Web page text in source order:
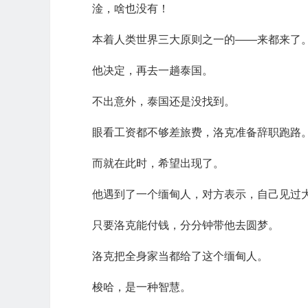
淦，啥也没有！
本着人类世界三大原则之一的——来都来了。
他决定，再去一趟泰国。
不出意外，泰国还是没找到。
眼看工资都不够差旅费，洛克准备辞职跑路。
而就在此时，希望出现了。
他遇到了一个缅甸人，对方表示，自己见过
只要洛克能付钱，分分钟带他去圆梦。
洛克把全身家当都给了这个缅甸人。
梭哈，是一种智慧。